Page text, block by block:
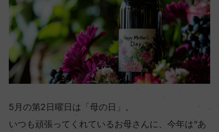
5月の第2日曜日は「母の日」。⁠
いつも頑張ってくれているお母さんに、今年は“あ